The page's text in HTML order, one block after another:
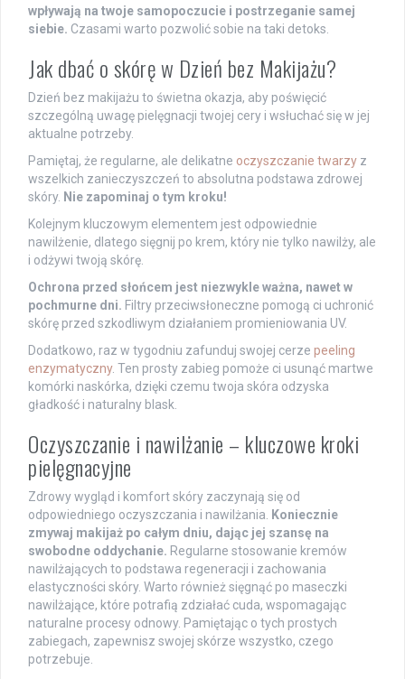
wpływają na twoje samopoczucie i postrzeganie samej
siebie. Czasami warto pozwolić sobie na taki detoks.
Jak dbać o skórę w Dzień bez Makijażu?
Dzień bez makijażu to świetna okazja, aby poświęcić
szczególną uwagę pielęgnacji twojej cery i wsłuchać się w jej
aktualne potrzeby.
Pamiętaj, że regularne, ale delikatne oczyszczanie twarzy z
wszelkich zanieczyszczeń to absolutna podstawa zdrowej
skóry. Nie zapominaj o tym kroku!
Kolejnym kluczowym elementem jest odpowiednie
nawilżenie, dlatego sięgnij po krem, który nie tylko nawilży, ale
i odżywi twoją skórę.
Ochrona przed słońcem jest niezwykle ważna, nawet w
pochmurne dni. Filtry przeciwsłoneczne pomogą ci uchronić
skórę przed szkodliwym działaniem promieniowania UV.
Dodatkowo, raz w tygodniu zafunduj swojej cerze peeling
enzymatyczny. Ten prosty zabieg pomoże ci usunąć martwe
komórki naskórka, dzięki czemu twoja skóra odzyska
gładkość i naturalny blask.
Oczyszczanie i nawilżanie – kluczowe kroki
pielęgnacyjne
Zdrowy wygląd i komfort skóry zaczynają się od
odpowiedniego oczyszczania i nawilżania.
Koniecznie
zmywaj makijaż po całym dniu, dając jej szansę na
swobodne oddychanie. Regularne stosowanie kremów
nawilżających to podstawa regeneracji i zachowania
elastyczności skóry. Warto również sięgnąć po maseczki
nawilżające, które potrafią zdziałać cuda, wspomagając
naturalne procesy odnowy. Pamiętając o tych prostych
zabiegach, zapewnisz swojej skórze wszystko, czego
potrzebuje.